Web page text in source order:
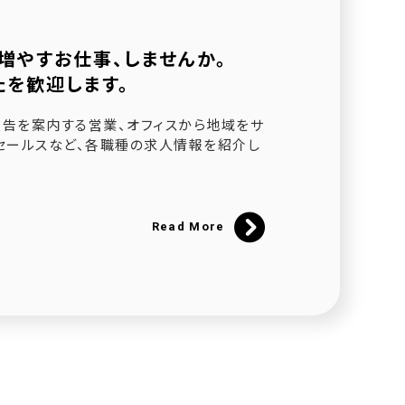
した
た
すお仕事、しませんか。
歓迎します。
を案内する営業、オフィスから地域をサ
ールスなど、各職種の求人情報を紹介し
Read More